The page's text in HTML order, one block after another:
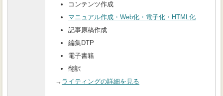
コンテンツ作成
マニュアル作成・Web化・電子化・HTML化
記事原稿作成
編集DTP
電子書籍
翻訳
→ ライティングの詳細を見る